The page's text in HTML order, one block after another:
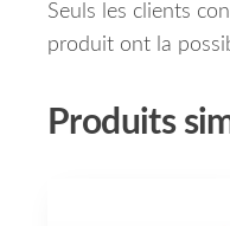
Seuls les clients
produit ont la
Produits